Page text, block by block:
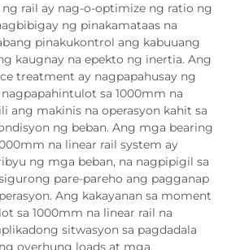
rail ay nag-o-optimize ng ratio ng
ng pinakamataas na
pinakukontrol ang kabuuang
kaugnay na epekto ng inertia. Ang
treatment ay nagpapahusay ng
sa 1000mm na
ang makinis na operasyon kahit sa
ng beban. Ang mga bearing
na linear rail system ay
ng mga beban, na nagpipigil sa
pare-pareho ang pagganap
Ang kakayanan sa moment
sa 1000mm na linear rail na
sitwasyon sa pagdadala
overhung loads at mga